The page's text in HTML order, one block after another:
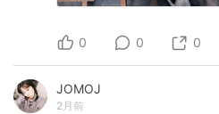
0 0 0
JOMOJ
2月前